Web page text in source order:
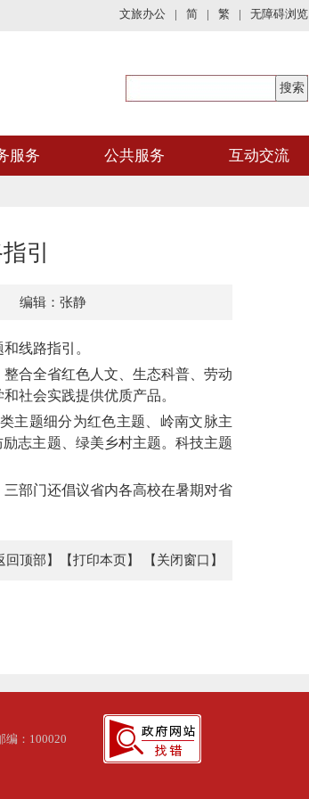
文旅办公 | 简 | 繁 | 无障碍浏览
服务 公共服务 互动交流
引
编辑：张静
线路指引。
合全省红色人文、生态科普、劳动
社会实践提供优质产品。
题细分为红色主题、岭南文脉主
志主题、绿美乡村主题。科技主题
部门还倡议省内各高校在暑期对省
回顶部】 【打印本页】 【关闭窗口】